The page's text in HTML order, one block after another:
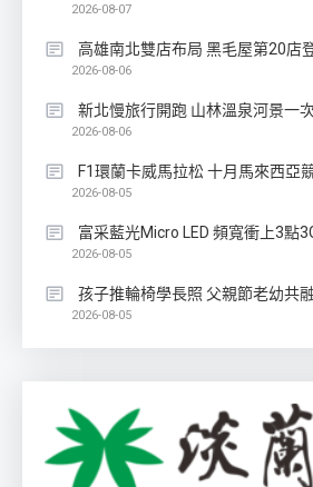
2026-08-07
高雄南北雙店布局 黑毛屋第20店
2026-08-06
新北慢旅行開跑 山林溫泉河景一
2026-08-06
F1環蘭卡威馬拉松 十月馬來西亞
2026-08-05
富采藍光Micro LED 頻寬衝上3點
2026-08-05
孩子推輪椅學長照 父親節老幼共
2026-08-05